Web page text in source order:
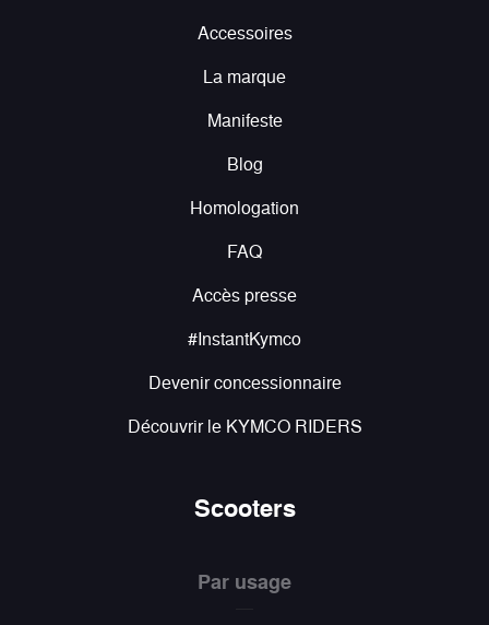
Accessoires
La marque
Manifeste
Blog
Homologation
FAQ
Accès presse
#InstantKymco
Devenir concessionnaire
Découvrir le KYMCO RIDERS
Scooters
Par usage